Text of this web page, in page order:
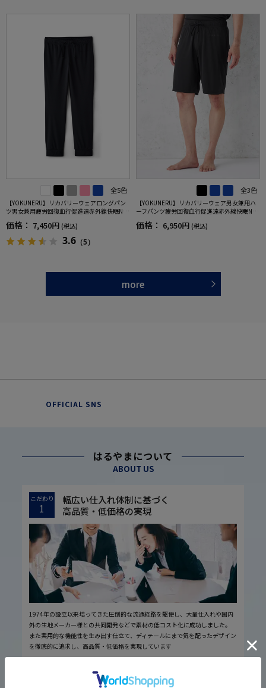
全5色
【YOKUNERU】リカバリーウェアロングパン
ツ男女兼用疲労回復血行促進遠赤外線快眠NA
NOMIX(R)【一般医療機器】SS～LLサイズ
価格： 7,450円 (税込)
3.6 （5）
全3色
【YOKUNERU】リカバリーウェア男女兼用ハ
ーフパンツ疲労回復血行促進遠赤外線快眠NA
NOMIX(R)【一般医療機器】SS～LLサイズ
価格： 6,950円 (税込)
more
OFFICIAL SNS
はるやまについて
ABOUT US
こだわり
1
幅広い仕入れ体制に基づく
高品質・低価格の実現
1974年の設立以来培ってきた圧倒的な流通経路を駆使し、大量仕入れや国内
外の生地メーカー様との共同開発などで素材の低コスト化に成功しました。
また実用的な機能性を生み出す仕立て、ディテールにまで気を配ったデザイン
を徹底的に追求し、高品質・低価格を実現しています
厳しい品質管理体制に基づく